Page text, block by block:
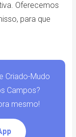
Oferecemos
para que
Criado-Mudo
Campos?
mesmo!